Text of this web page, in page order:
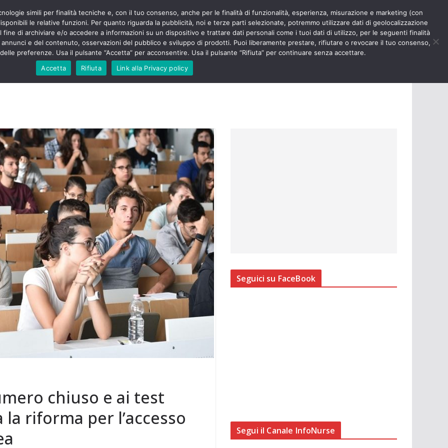
sono
senza
aggressioni
“tagli e
proclamato lo
Up contro
e
Up:
anche
POLITICA STUDENTI SALUTE COMUNICATI CURIOSITÀ NURSE TIMES
chiuso e ai test
riforma per l’accesso
Seguici su FaceBook
Segui il Canale InfoNurse
simili per finalità tecniche e, con il tuo consenso, anche per le finalità di funzionalità, esperienza, misurazione e marketing (con
le relative funzioni. Per quanto riguarda la pubblicità, noi e terze parti selezionate, potremmo utilizzare dati di geolocalizzazione
fine di archiviare e/o accedere a informazioni su un dispositivo e trattare dati personali come i tuoi dati di utilizzo, per le seguenti finalità
e del contenuto, osservazioni del pubblico e sviluppo di prodotti. Puoi liberamente prestare, rifiutare o revocare il tuo consenso,
preferenze. Usa il pulsante “Accetta” per acconsentire. Usa il pulsante “Rifiuta” per continuare senza accettare.
Accetta
Rifiuta Link alla Privacy policy